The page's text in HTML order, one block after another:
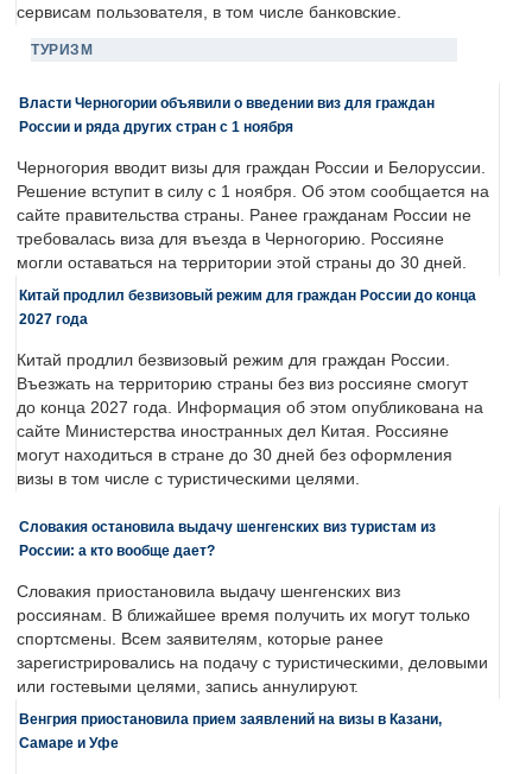
сервисам пользователя, в том числе банковские.
ТУРИЗМ
Власти Черногории объявили о введении виз для граждан
России и ряда других стран с 1 ноября
Черногория вводит визы для граждан России и Белоруссии.
Решение вступит в силу с 1 ноября. Об этом сообщается на
сайте правительства страны. Ранее гражданам России не
требовалась виза для въезда в Черногорию. Россияне
могли оставаться на территории этой страны до 30 дней.
Китай продлил безвизовый режим для граждан России до конца
2027 года
Китай продлил безвизовый режим для граждан России.
Въезжать на территорию страны без виз россияне смогут
до конца 2027 года. Информация об этом опубликована на
сайте Министерства иностранных дел Китая. Россияне
могут находиться в стране до 30 дней без оформления
визы в том числе с туристическими целями.
Словакия остановила выдачу шенгенских виз туристам из
России: а кто вообще дает?
Словакия приостановила выдачу шенгенских виз
россиянам. В ближайшее время получить их могут только
спортсмены. Всем заявителям, которые ранее
зарегистрировались на подачу с туристическими, деловыми
или гостевыми целями, запись аннулируют.
Венгрия приостановила прием заявлений на визы в Казани,
Самаре и Уфе